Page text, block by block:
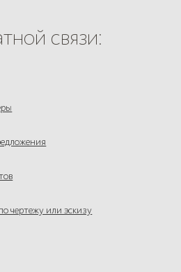
связи:
чертежу или эскизу